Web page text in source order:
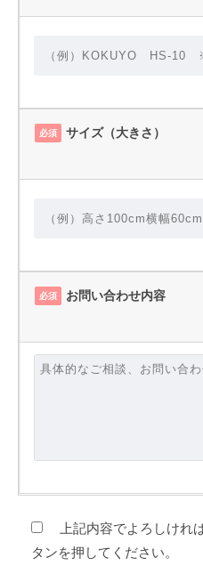
必須 サイズ（大きさ）
必須 お問い合わせ内容
上記内容でよろしけれ
タンを押してください。